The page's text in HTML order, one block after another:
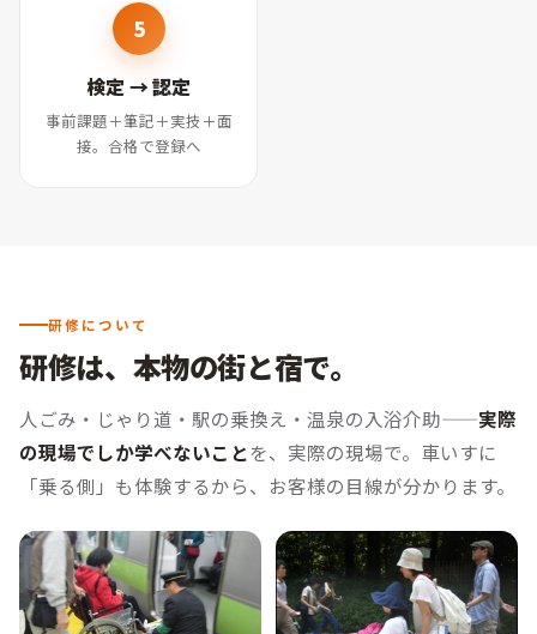
検定 → 認定
事前課題＋筆記＋実技＋面
接。合格で登録へ
研修について
研修は、本物の街と宿で。
人ごみ・じゃり道・駅の乗換え・温泉の入浴介助——実際
の現場でしか学べないことを、実際の現場で。 車いすに
「乗る側」も体験するから、お客様の目線が分かります。